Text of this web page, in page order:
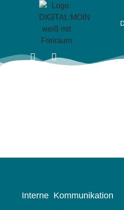
Interne Kommunikation